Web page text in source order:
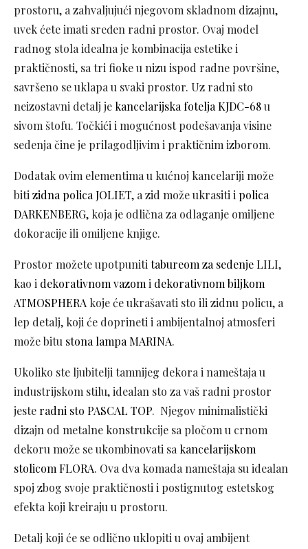
prostoru, a zahvaljujući njegovom skladnom dizajnu,
uvek ćete imati sređen radni prostor. Ovaj model
radnog stola idealna je kombinacija estetike i
praktičnosti, sa tri fioke u nizu ispod radne površine,
savršeno se uklapa u svaki prostor. Uz radni sto
neizostavni detalj je kancelarijska fotelja KJDC-68u
sivom štofu. Točkići i mogućnost podešavanja visine
sedenja čine je prilagodljivim i praktičnim izborom.
Dodatak ovim elementima u kućnoj kancelariji može
biti zidna polica JOLIET, a zid može ukrasiti i polica
DARKENBERG, koja je odlična za odlaganje omiljene
dokoracije ili omiljene knjige.
Prostor možete upotpuniti tabureom za sedenje LILI,
kao i dekorativnom vazom i dekorativnom biljkom
ATMOSPHERA koje će ukrašavati sto ili zidnu policu, a
lep detalj, koji će doprineti i ambijentalnoj atmosferi
može bitu stona lampa MARINA.
Ukoliko ste ljubitelji tamnijeg dekora i nameštaja u
industrijskom stilu, idealan sto za vaš radni prostor
jeste radni sto PASCAL TOP. Njegov minimalistički
dizajn od metalne konstrukcije sa pločom u crnom
dekoru može se ukombinovati sa kancelarijskom
stolicom FLORA. Ova dva komada nameštaja su idealan
spoj zbog svoje praktičnosti i postignutog estetskog
efekta koji kreiraju u prostoru.
Detalj koji će se odlično uklopiti u ovaj ambijent